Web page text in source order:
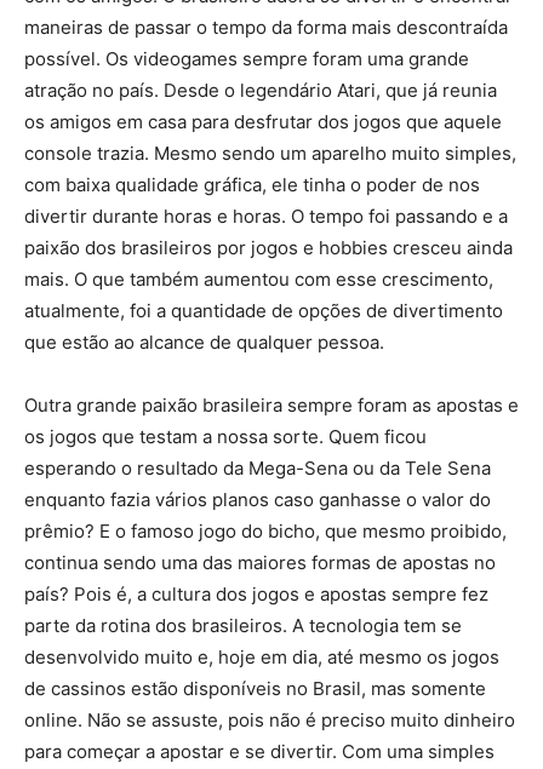
maneiras de passar o tempo da forma mais descontraída
possível. Os videogames sempre foram uma grande
atração no país. Desde o legendário Atari, que já reunia
os amigos em casa para desfrutar dos jogos que aquele
console trazia. Mesmo sendo um aparelho muito simples,
com baixa qualidade gráfica, ele tinha o poder de nos
divertir durante horas e horas. O tempo foi passando e a
paixão dos brasileiros por jogos e hobbies cresceu ainda
mais. O que também aumentou com esse crescimento,
atualmente, foi a quantidade de opções de divertimento
que estão ao alcance de qualquer pessoa.
Outra grande paixão brasileira sempre foram as apostas e
os jogos que testam a nossa sorte. Quem ficou
esperando o resultado da Mega-Sena ou da Tele Sena
enquanto fazia vários planos caso ganhasse o valor do
prêmio? E o famoso jogo do bicho, que mesmo proibido,
continua sendo uma das maiores formas de apostas no
país? Pois é, a cultura dos jogos e apostas sempre fez
parte da rotina dos brasileiros. A tecnologia tem se
desenvolvido muito e, hoje em dia, até mesmo os jogos
de cassinos estão disponíveis no Brasil, mas somente
online. Não se assuste, pois não é preciso muito dinheiro
para começar a apostar e se divertir. Com uma simples